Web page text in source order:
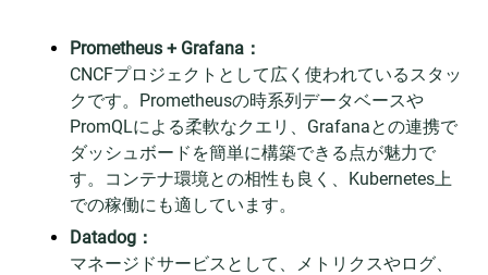
Prometheus + Grafana：
CNCFプロジェクトとして広く使われているスタッ
クです。Prometheusの時系列データベースや
PromQLによる柔軟なクエリ、Grafanaとの連携で
ダッシュボードを簡単に構築できる点が魅力で
す。コンテナ環境との相性も良く、Kubernetes上
での稼働にも適しています。
Datadog：
マネージドサービスとして、メトリクスやログ、